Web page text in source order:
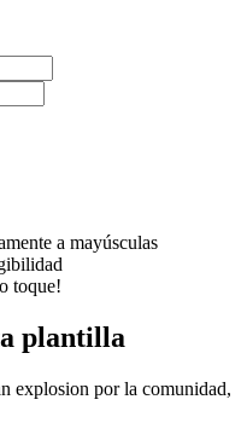
a mayúsculas
toque!
plantilla
explosion por la comunidad,